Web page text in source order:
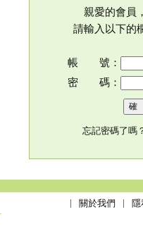
親愛的會員
請輸入以下的
帳 號：
密 碼：
忘記密碼了嗎
關於我們